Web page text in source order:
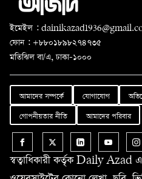
ইমেইল :
ফোন : +৮৮০১৮৯৮২৭৪৭৩৫
মতিঝিল বা/এ, ঢাকা-১০০০
আমাদের সম্পর্কে যোগাযোগ
গোপনীয়তার নীতি আমাদের পরিবার
স্বত্বাধিকারী কর্তৃক Daily Azad